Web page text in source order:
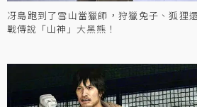
冴島跑到了雪山當獵師，狩獵兔子、狐狸
戰傳說「山神」大黑熊！